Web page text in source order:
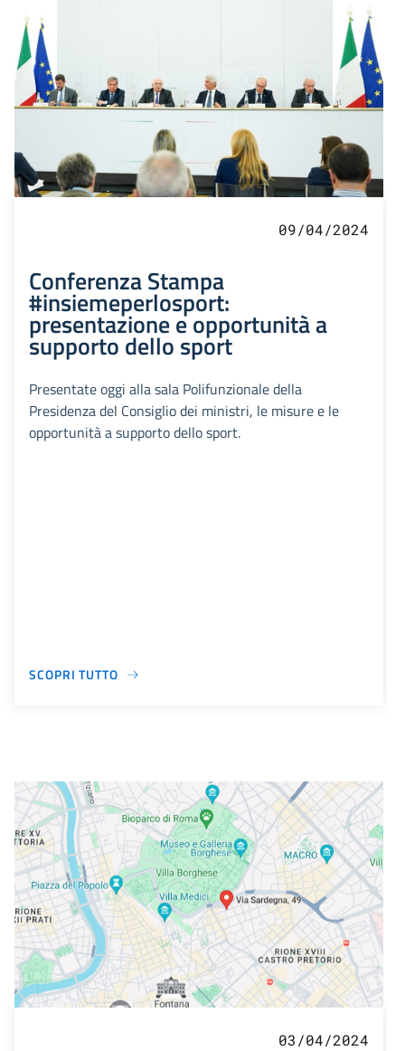
09/04/2024
Conferenza Stampa
#insiemeperlosport:
presentazione e opportunità a
supporto dello sport
Presentate oggi alla sala Polifunzionale della
Presidenza del Consiglio dei ministri, le misure e le
opportunità a supporto dello sport.
SCOPRI TUTTO
03/04/2024